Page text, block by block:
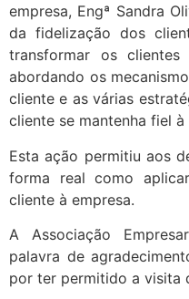
empresa, Engª Sandra
da fidelização dos
transformar os
abordando os
cliente e as várias
cliente se mantenha fiel à
Esta ação permitiu aos
forma real como
cliente à empresa.
A Associação
palavra de
por ter permitido a visita